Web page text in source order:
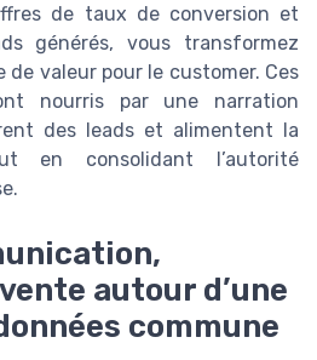
de taux de conversion et
générés, vous transformez
de valeur pour le customer. Ces
nourris par une narration
des leads et alimentent la
en consolidant l’autorité
autour d’une
commune